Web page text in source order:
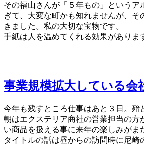
その福山さんが「５年もの」という
ぎて、大変な町かも知れませんが、
きました。私の大切な宝物です。
手紙は人を温めてくれる効果がありま
事業規模拡大している会
今年も残すところ仕事はあと３日。殆
朝はエクステリア商社の営業担当の
い商品を扱える事に来年の楽しみがま
タイトルの話は昼からの訪問時に尼